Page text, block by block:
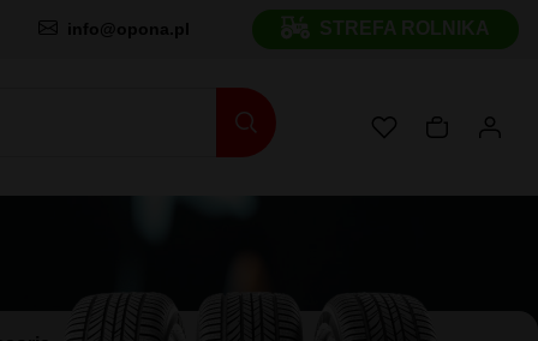
info@opona.pl STREFA ROLNIKA